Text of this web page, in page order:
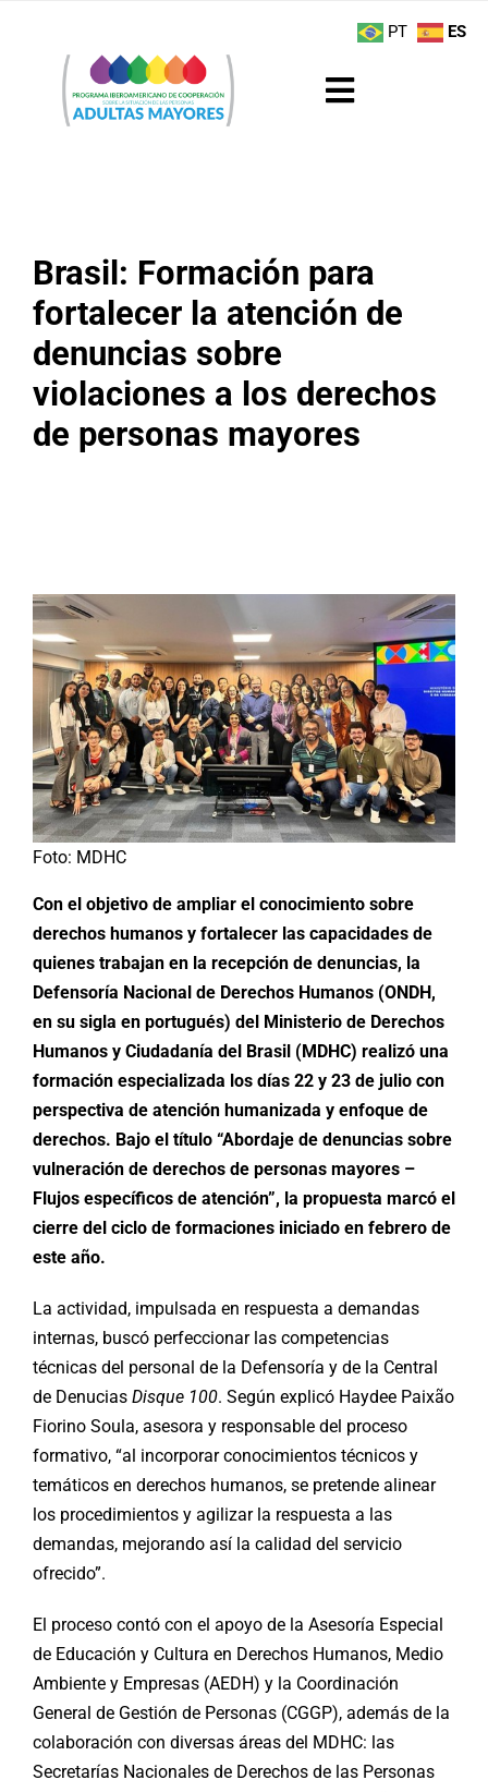
contenido
Toggle
Actividades
Boletín
Brasil: Formación para
fortalecer la atención de
denuncias sobre
violaciones a los derechos
de personas mayores
Foto: MDHC
Con el objetivo de ampliar el conocimiento sobre
derechos humanos y fortalecer las capacidades de
quienes trabajan en la recepción de denuncias, la
Defensoría Nacional de Derechos Humanos (ONDH,
en su sigla en portugués) del Ministerio de Derechos
Humanos y Ciudadanía del Brasil (MDHC) realizó una
formación especializada los días 22 y 23 de julio con
perspectiva de atención humanizada y enfoque de
derechos. Bajo el título “Abordaje de denuncias sobre
vulneración de derechos de personas mayores –
Flujos específicos de atención”, la propuesta marcó el
cierre del ciclo de formaciones iniciado en febrero de
este año.
La actividad, impulsada en respuesta a demandas
internas, buscó perfeccionar las competencias
técnicas del personal de la Defensoría y de la Central
de Denucias Disque 100. Según explicó Haydee Paixão
Fiorino Soula, asesora y responsable del proceso
formativo, “al incorporar conocimientos técnicos y
temáticos en derechos humanos, se pretende alinear
los procedimientos y agilizar la respuesta a las
demandas, mejorando así la calidad del servicio
ofrecido”.
El proceso contó con el apoyo de la Asesoría Especial
de Educación y Cultura en Derechos Humanos, Medio
Ambiente y Empresas (AEDH) y la Coordinación
General de Gestión de Personas (CGGP), además de la
colaboración con diversas áreas del MDHC: las
Secretarías Nacionales de Derechos de las Personas
PT ES